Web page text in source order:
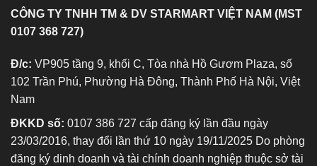
CÔNG TY TNHH TM & DV STARMART VIỆT NAM (MST
0107 368 727)
Đ/c: VP905 tầng 9, khối C, Tòa nhà Hồ Gươm Plaza, số
102 Trần Phú, Phường Hà Đông, Thành Phố Hà Nội, Việt
Nam
ĐKKD số: 0107 386 727 cấp đăng ký lần đầu ngày
23/03/2016, thay đổi lần thứ 10 ngày 19/11/2025 Do phòng
đăng ký dinh doanh và tài chính doanh nghiệp thuộc sở tài